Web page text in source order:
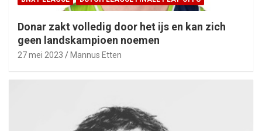
Donar zakt volledig door het ijs en kan zich
geen landskampioen noemen
27 mei 2023 Mannus Etten